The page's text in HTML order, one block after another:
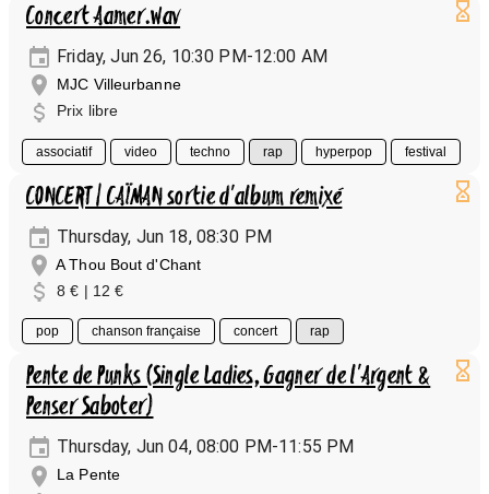
Concert Aamer.wav
Friday, Jun 26, 10:30 PM-12:00 AM
MJC Villeurbanne
Prix libre
associatif video techno rap hyperpop festival
CONCERT | CAÏMAN sortie d'album remixé
Thursday, Jun 18, 08:30 PM
A Thou Bout d'Chant
8 € | 12 €
pop chanson française concert rap
Pente de Punks (Single Ladies, Gagner de l'Argent &
Penser Saboter)
Thursday, Jun 04, 08:00 PM-11:55 PM
La Pente